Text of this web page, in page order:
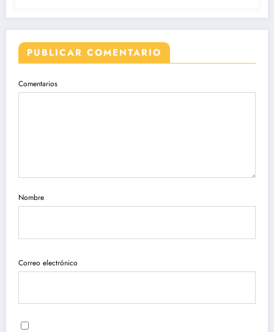
PUBLICAR COMENTARIO
Comentarios
Nombre
Correo electrónico